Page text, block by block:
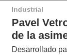
Industrial
Pavel
de la
Desarrollado